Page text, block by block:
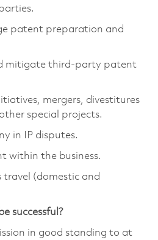
patent preparation and
mitigate third-party patent
mergers, divestitures
special projects.
in IP disputes.
within the business.
travel (domestic and
successful?
in good standing to at